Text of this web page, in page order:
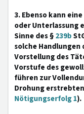
3. Ebenso kann
oder Unterlassung
Sinne des §239b
solche Handlungen
Vorstellung des
Vorstufe des
führen zur
Drohung
Nötigungserfolg 1).